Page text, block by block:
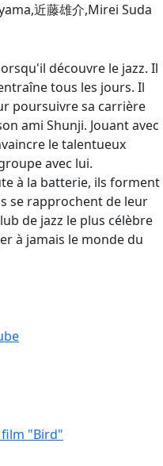
近藤雄介,Mirei Suda
découvre le jazz. Il
tous les jours. Il
poursuivre sa carrière
ami Shunji. Jouant avec
le talentueux
avec lui.
à la batterie, ils forment
se rapprochent de leur
de jazz le plus célèbre
à jamais le monde du
film "Bird"